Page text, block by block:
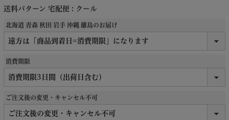
送料パターン 宅配便 : クール
北海道 青森 秋田 岩手 沖縄 離島のお届け
消費期限
ご注文後の変更・キャンセル不可